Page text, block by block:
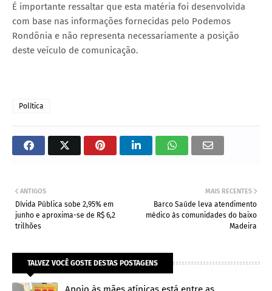
É importante ressaltar que esta matéria foi desenvolvida
com base nas informações fornecidas pelo Podemos
Rondônia e não representa necessariamente a posição
deste veículo de comunicação.
Política
MAIS RECENTES
Barco Saúde leva atendimento
médico às comunidades do baixo
Madeira
ANTIGOS
Dívida Pública sobe 2,95% em
junho e aproxima-se de R$ 6,2
trilhões
TALVEZ VOCÊ GOSTE DESTAS POSTAGENS